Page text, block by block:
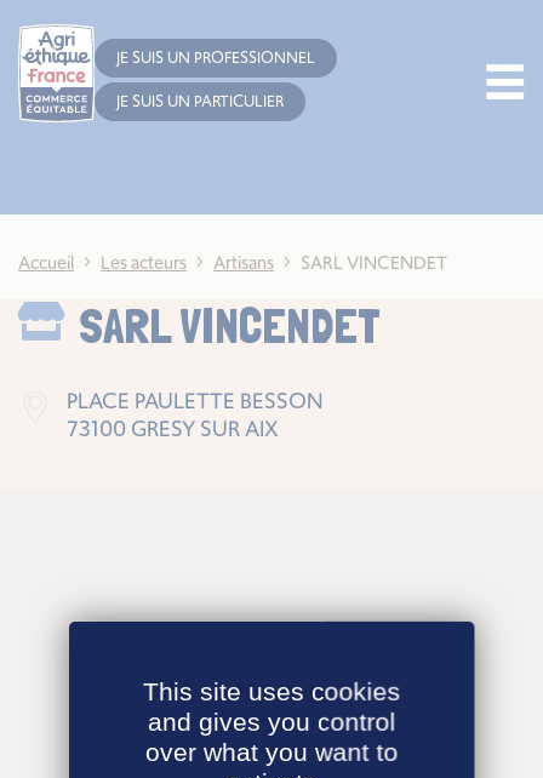
JE SUIS UN PROFESSIONNEL
JE SUIS UN PARTICULIER
Accueil Les acteurs Artisans SARL VINCENDET
SARL VINCENDET
PLACE PAULETTE BESSON
73100 GRESY SUR AIX
This site uses cookies
and gives you control
over what you want to